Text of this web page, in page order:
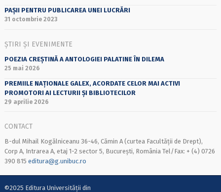
PAȘII PENTRU PUBLICAREA UNEI LUCRĂRI
31 octombrie 2023
ȘTIRI ȘI EVENIMENTE
POEZIA CREȘTINĂ A ANTOLOGIEI PALATINE ÎN DILEMA
25 mai 2026
PREMIILE NAȚIONALE GALEX, ACORDATE CELOR MAI ACTIVI
PROMOTORI AI LECTURII ȘI BIBLIOTECILOR
29 aprilie 2026
CONTACT
B-dul Mihail Kogălniceanu 36-46, Cămin A (curtea Facultății de Drept),
Corp A, Intrarea A, etaj 1-2 sector 5, București, România Tel/Fax: + (4) 0726
390 815 editura@g.unibuc.ro
©2025 Editura Universității din